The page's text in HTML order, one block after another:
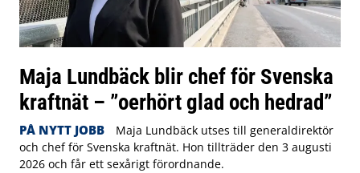
Maja Lundbäck blir chef för Svenska
kraftnät – ”oerhört glad och hedrad”
PÅ NYTT JOBB
Maja Lundbäck utses till generaldirektör
och chef för Svenska kraftnät. Hon tillträder den 3 augusti
2026 och får ett sexårigt förordnande.